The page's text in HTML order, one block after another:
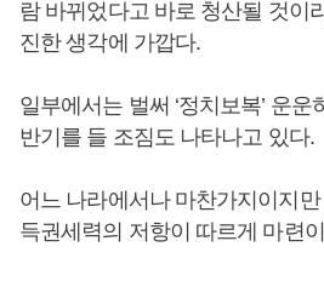
람 바뀌었다고 바로 청산될 것이
진한 생각에 가깝다.
일부에서는 벌써 ‘정치보복’ 운운
반기를 들 조짐도 나타나고 있다.
어느 나라에서나 마찬가지이지만
득권세력의 저항이 따르게 마련